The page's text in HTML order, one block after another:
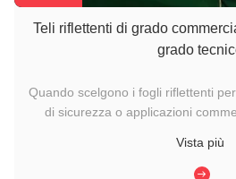
Teli riflettenti di grado
grado
Quando scelgono i fogli riflettenti
di sicurezza o applicazioni
riflettenti di grado tecnico.
migliorino la visibilità
Vista più